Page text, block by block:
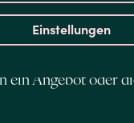
arrangieren?
ein Angebot oder
Einstellungen